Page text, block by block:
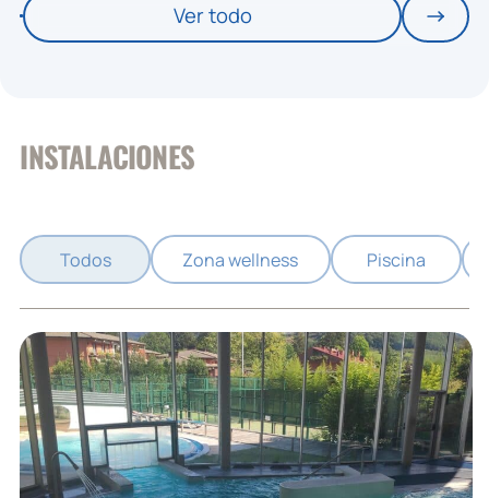
Ver todo
INSTALACIONES
Todos Zona wellness Piscina